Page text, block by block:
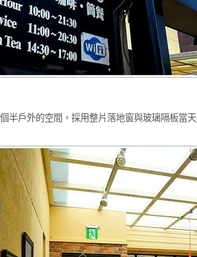
半戶外的空間，採用整片落地窗與玻璃隔板當